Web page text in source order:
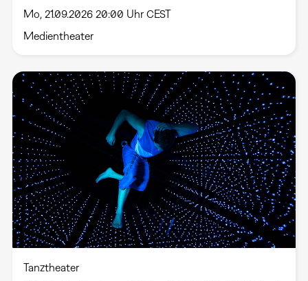
Mo, 21.09.2026 20:00 Uhr CEST
Medientheater
Tanztheater